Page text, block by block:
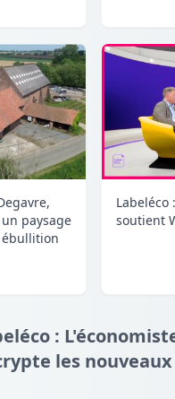
paysage
soutient
:
les